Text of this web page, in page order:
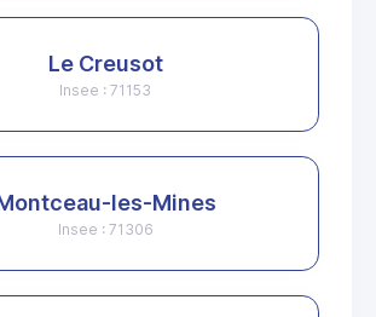
Le Creusot
Insee : 71153
les-Mines
Insee : 71306